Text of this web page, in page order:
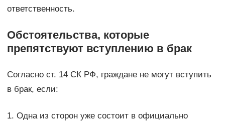
ответственность.
Обстоятельства, которые
препятствуют вступлению в брак
Согласно ст. 14 СК РФ, граждане не могут вступить
в брак, если:
1. Одна из сторон уже состоит в официально